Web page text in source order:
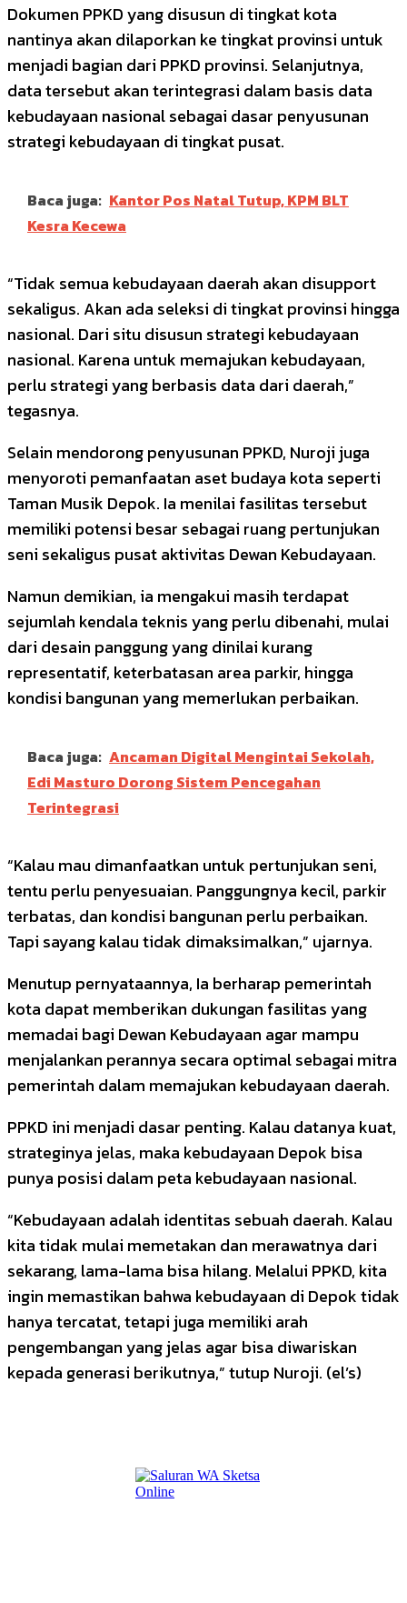
Dokumen PPKD yang disusun di tingkat kota
nantinya akan dilaporkan ke tingkat provinsi untuk
menjadi bagian dari PPKD provinsi. Selanjutnya,
data tersebut akan terintegrasi dalam basis data
kebudayaan nasional sebagai dasar penyusunan
strategi kebudayaan di tingkat pusat.
Baca juga: Kantor Pos Natal Tutup, KPM BLT
Kesra Kecewa
“Tidak semua kebudayaan daerah akan disupport
sekaligus. Akan ada seleksi di tingkat provinsi hingga
nasional. Dari situ disusun strategi kebudayaan
nasional. Karena untuk memajukan kebudayaan,
perlu strategi yang berbasis data dari daerah,”
tegasnya.
Selain mendorong penyusunan PPKD, Nuroji juga
menyoroti pemanfaatan aset budaya kota seperti
Taman Musik Depok. Ia menilai fasilitas tersebut
memiliki potensi besar sebagai ruang pertunjukan
seni sekaligus pusat aktivitas Dewan Kebudayaan.
Namun demikian, ia mengakui masih terdapat
sejumlah kendala teknis yang perlu dibenahi, mulai
dari desain panggung yang dinilai kurang
representatif, keterbatasan area parkir, hingga
kondisi bangunan yang memerlukan perbaikan.
Baca juga: Ancaman Digital Mengintai Sekolah,
Edi Masturo Dorong Sistem Pencegahan
Terintegrasi
“Kalau mau dimanfaatkan untuk pertunjukan seni,
tentu perlu penyesuaian. Panggungnya kecil, parkir
terbatas, dan kondisi bangunan perlu perbaikan.
Tapi sayang kalau tidak dimaksimalkan,” ujarnya.
Menutup pernyataannya, Ia berharap pemerintah
kota dapat memberikan dukungan fasilitas yang
memadai bagi Dewan Kebudayaan agar mampu
menjalankan perannya secara optimal sebagai mitra
pemerintah dalam memajukan kebudayaan daerah.
PPKD ini menjadi dasar penting. Kalau datanya kuat,
strateginya jelas, maka kebudayaan Depok bisa
punya posisi dalam peta kebudayaan nasional.
“Kebudayaan adalah identitas sebuah daerah. Kalau
kita tidak mulai memetakan dan merawatnya dari
sekarang, lama-lama bisa hilang. Melalui PPKD, kita
ingin memastikan bahwa kebudayaan di Depok tidak
hanya tercatat, tetapi juga memiliki arah
pengembangan yang jelas agar bisa diwariskan
kepada generasi berikutnya,” tutup Nuroji. (el’s)